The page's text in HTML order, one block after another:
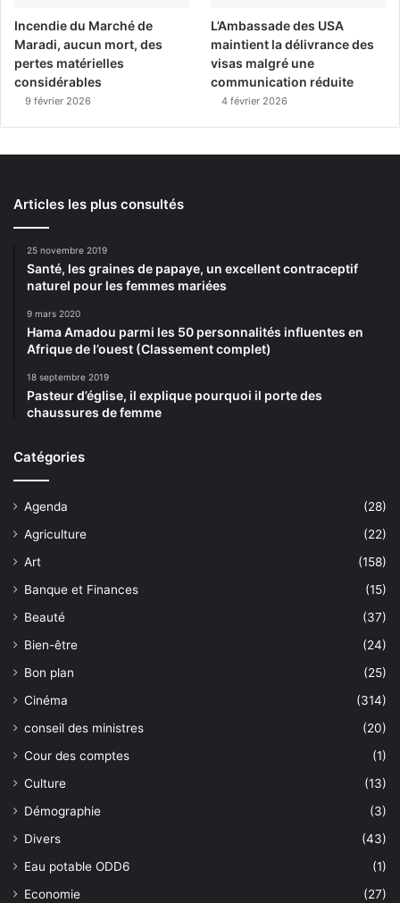
Incendie du Marché de
Maradi, aucun mort, des
pertes matérielles
considérables
9 février 2026
L’Ambassade des USA
maintient la délivrance des
visas malgré une
communication réduite
4 février 2026
Articles les plus consultés
25 novembre 2019
Santé, les graines de papaye, un excellent contraceptif
naturel pour les femmes mariées
9 mars 2020
Hama Amadou parmi les 50 personnalités influentes en
Afrique de l’ouest (Classement complet)
18 septembre 2019
Pasteur d’église, il explique pourquoi il porte des
chaussures de femme
Catégories
Agenda
(28)
Agriculture
(22)
Art
(158)
Banque et Finances
(15)
Beauté
(37)
Bien-être
(24)
Bon plan
(25)
Cinéma
(314)
conseil des ministres
(20)
Cour des comptes
(1)
Culture
(13)
Démographie
(3)
Divers
(43)
Eau potable ODD6
(1)
Economie
(27)